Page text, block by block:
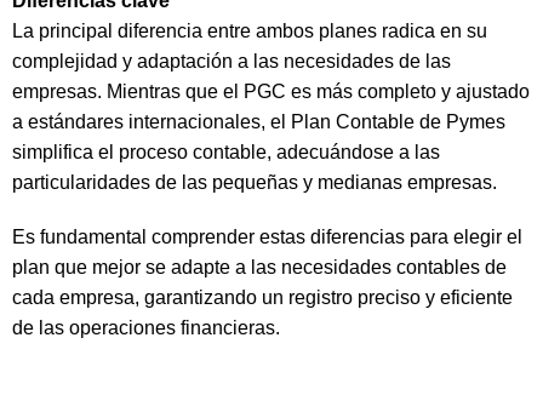
La principal diferencia entre ambos planes radica en su
complejidad y adaptación a las necesidades de las
empresas. Mientras que el PGC es más completo y ajustado
a estándares internacionales, el Plan Contable de Pymes
simplifica el proceso contable, adecuándose a las
particularidades de las pequeñas y medianas empresas.
Es fundamental comprender estas diferencias para elegir el
plan que mejor se adapte a las necesidades contables de
cada empresa, garantizando un registro preciso y eficiente
de las operaciones financieras.